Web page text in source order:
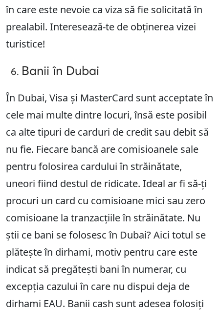
în care este nevoie ca viza să fie solicitată în
prealabil. Interesează-te de obținerea vizei
turistice!
Banii în Dubai
În Dubai, Visa și MasterCard sunt acceptate în
cele mai multe dintre locuri, însă este posibil
ca alte tipuri de carduri de credit sau debit să
nu fie. Fiecare bancă are comisioanele sale
pentru folosirea cardului în străinătate,
uneori fiind destul de ridicate. Ideal ar fi să-ți
procuri un card cu comisioane mici sau zero
comisioane la tranzacțiile în străinătate. Nu
știi ce bani se folosesc în Dubai? Aici totul se
plătește în dirhami, motiv pentru care este
indicat să pregătești bani în numerar, cu
excepția cazului în care nu dispui deja de
dirhami EAU. Banii cash sunt adesea folosiți